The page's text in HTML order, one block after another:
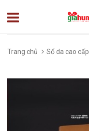
Trang chủ Sổ da cao cấp